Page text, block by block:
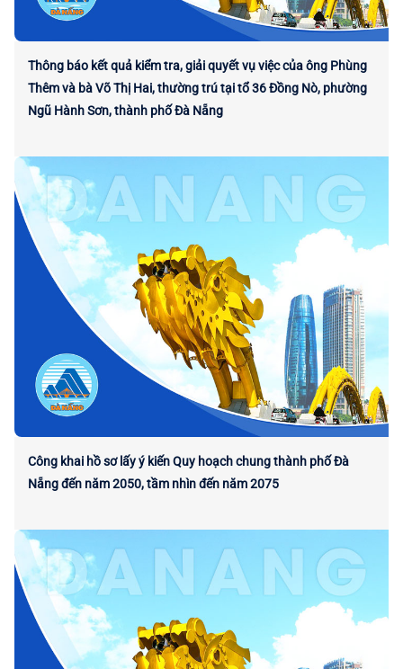
Thông báo kết quả kiểm tra, giải quyết vụ việc của ông Phùng
Thêm và bà Võ Thị Hai, thường trú tại tổ 36 Đồng Nò, phường
Ngũ Hành Sơn, thành phố Đà Nẵng
Công khai hồ sơ lấy ý kiến Quy hoạch chung thành phố Đà
Nẵng đến năm 2050, tầm nhìn đến năm 2075